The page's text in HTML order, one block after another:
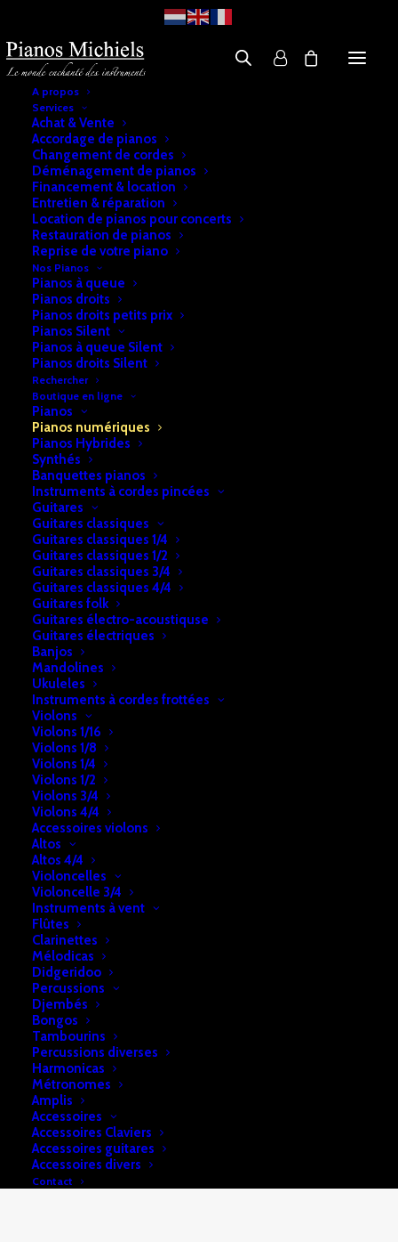
A propos
Services
Achat & Vente
Accordage de pianos
Changement de cordes
Déménagement de pianos
Financement & location
Entretien & réparation
Location de pianos pour concerts
Restauration de pianos
Reprise de votre piano
Nos Pianos
Pianos à queue
Pianos droits
Pianos droits petits prix
Pianos Silent
Pianos à queue Silent
Pianos droits Silent
Rechercher
Boutique en ligne
Pianos
Pianos numériques
Pianos Hybrides
Synthés
Banquettes pianos
Instruments à cordes pincées
Guitares
Guitares classiques
Guitares classiques 1/4
Guitares classiques 1/2
Guitares classiques 3/4
Guitares classiques 4/4
Guitares folk
Guitares électro-acoustiquse
Guitares électriques
Banjos
Mandolines
Ukuleles
Instruments à cordes frottées
Violons
Violons 1/16
Violons 1/8
Violons 1/4
Violons 1/2
Violons 3/4
Violons 4/4
Accessoires violons
Altos
Altos 4/4
Violoncelles
Violoncelle 3/4
Instruments à vent
Flûtes
Clarinettes
Mélodicas
Didgeridoo
Percussions
Djembés
Bongos
Tambourins
Percussions diverses
Harmonicas
Métronomes
Amplis
Accessoires
Accessoires Claviers
Accessoires guitares
Accessoires divers
Contact
Accueil Pianos
Pianos numériques
Piano numérique Casio AP-550BK
Piano numérique Casio AP-550BK
€1.729,00
En stock
quantité
de
Piano
numérique
Casio
AP-
550BK
UGS:
b2a74e28f7cf207
Catégorie:
Pianos numériques
DESCRIPTION RETRAIT & LIVRAISON
INFOS
88 touches
26 sonorités
Polyphonie: 256 notes
4 Haut-parleurs: 2 x 20W
Port USB
Dimensions: L:132,2 x l:23,2 cm